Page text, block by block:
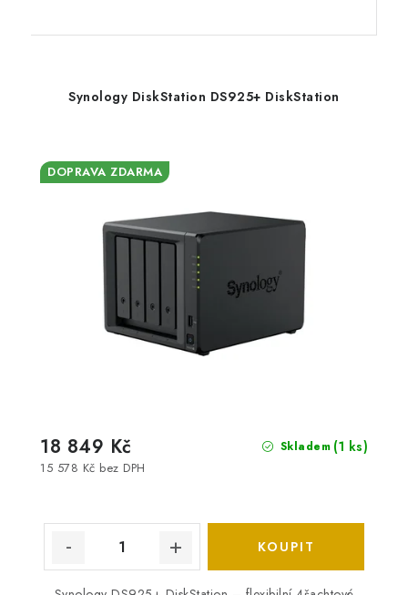
Synology DiskStation DS925+ DiskStation
DOPRAVA ZDARMA
Skladem (1 ks)
15 578 Kč bez DPH
18 849 Kč